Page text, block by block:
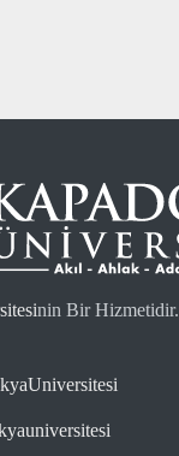
nin Bir Hizmetidir.